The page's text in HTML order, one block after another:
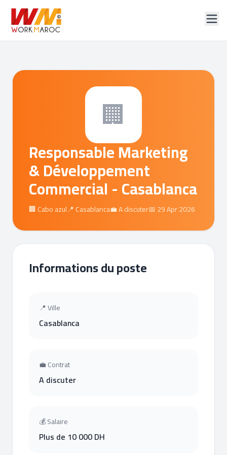
🏢
Responsable Marketing
& Développement
Commercial - Casablanca
🏢 Cabo azul📍 Casablanca💼 A discuter📅 29 Apr 2026
Informations du poste
📍 Ville
Casablanca
💼 Contrat
A discuter
💰 Salaire
Plus de 10 000 DH